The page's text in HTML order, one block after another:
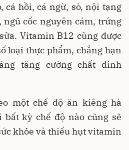
cá hồi, cá ngừ, sò, nội tạng
ngũ cốc nguyên cám, trứng
Vitamin B12 cũng được
loại thực phẩm, chẳng hạn
tăng cường chất dinh
một chế độ ăn kiêng hà
bất kỳ chế độ nào cũng sẽ
khỏe và thiếu hụt vitamin